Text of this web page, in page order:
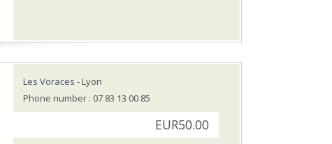
Les Voraces - Lyon
Phone number : 07 83 13 00 85
EUR50.00